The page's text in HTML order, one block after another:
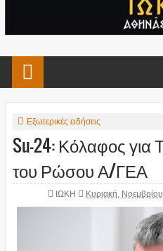
Εξωτερικές ειδήσεις
Su-24: Κόλαφος για
του Ρώσου Α/ΓΕΑ
ΙΩΚΗ Κυριακή,